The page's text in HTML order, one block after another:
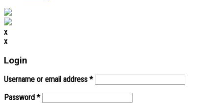
x
x
Login
Username or email address *
Password *